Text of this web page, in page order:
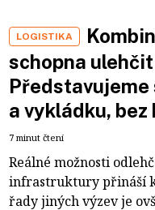
LOGISTIKA
schopna
a vykládku,
7 minut čtení
Reálné možnosti
infrastruktury přináší
řady jiných výzev je